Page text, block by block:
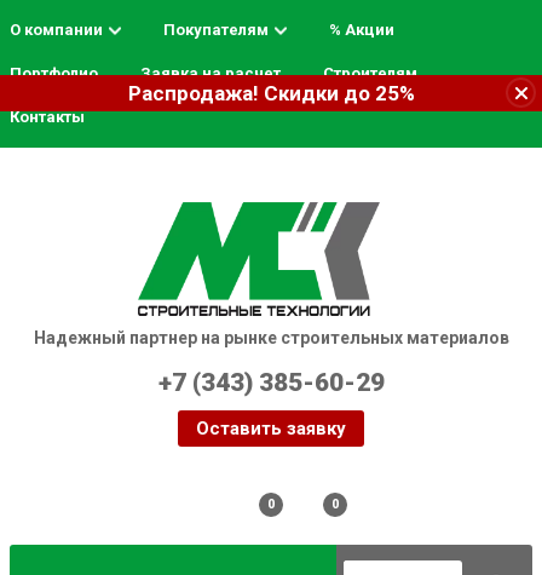
Распродажа! Скидки до 25%
О компании Покупателям % Акции
Портфолио Заявка на расчет Строителям
Контакты
Надежный партнер на рынке строительных материалов
+7 (343) 385-60-29
Оставить заявку
0 0